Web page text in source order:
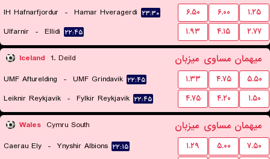
IH Hafnarfjordur - Hamar Hveragerdi ۲۳:۳۰ ۶.۵۰ ۶.۰۰
۱.۲۵
Ulfarnir - Ellidi ۲۲:۴۵ ۱.۹۳ ۴.۱۵ ۲.۷۷
Iceland 1. Deild میزبان مساوی میهمان
UMF Afturelding - UMF Grindavik ۲۲:۴۵ ۱.۳۳ ۴.۷۵
۵.۵۰
Leiknir Reykjavik - Fylkir Reykjavik ۲۲:۴۵ ۴.۷۵ ۴.۲۰ ۱.۵۰
Wales Cymru South میزبان مساوی میهمان
Caerau Ely - Ynyshir Albions ۲۲:۱۵ ۱.۲۹ ۵.۰۰
۷.۵۰